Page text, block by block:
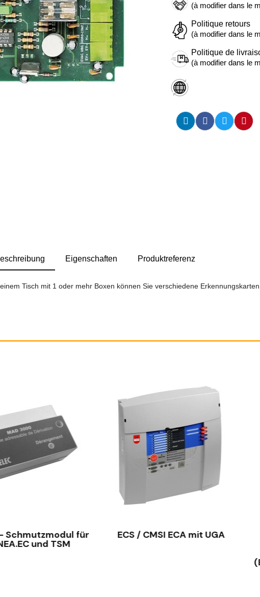
(à modifier dans le
Politique retours
(à modifier dans le
Politique de
(à modifier dans le
Eigenschaften Produktreferenz
Tisch mit 1 oder mehr Boxen können Sie verschiedene
- Schmutzmodul für
und TSM
SCHNELLANSICHT
ECS / CMSI ECA mit UGA